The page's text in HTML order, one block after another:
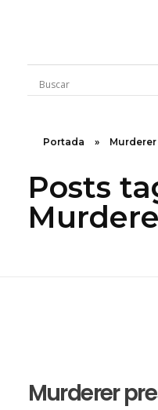
Rugidos Disidentes
Bogotá - Colombia | ISSN 2619-5569
Portada » Murderer
Posts
Murderer